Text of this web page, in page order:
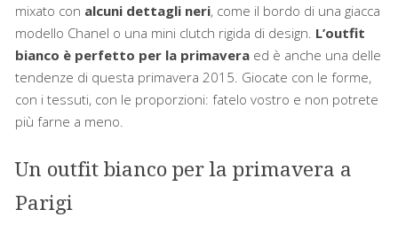
mixato con alcuni dettagli neri, come il bordo di una giacca
modello Chanel o una mini clutch rigida di design. L’outfit
bianco è perfetto per la primavera ed è anche una delle
tendenze di questa primavera 2015. Giocate con le forme,
con i tessuti, con le proporzioni: fatelo vostro e non potrete
più farne a meno.
Un outfit bianco per la primavera a
Parigi